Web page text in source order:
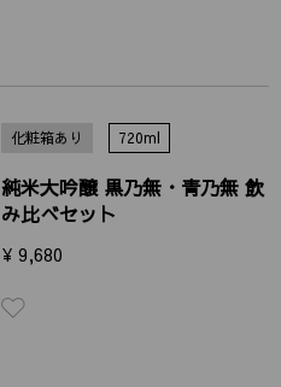
化粧箱あり 720ml
純米大吟醸 黒乃無・青乃無 飲
み比べセット
¥ 9,680